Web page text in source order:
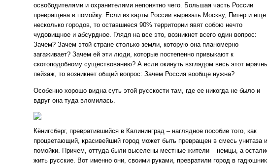
освободителями и охранителями непонятно чего. Большая часть России
превращена в помойку. Если из карты России вырезать Москву, Питер и еще
несколько городов, то оставшиеся 90% территории явят собою нечто
чудовищное и абсурдное. Глядя на все это, возникнет всего один вопрос:
Зачем? Зачем этой стране столько земли, которую она планомерно
загаживает? Зачем ей эти люди, которые постепенно привыкают к
скотоподобному существованию? А если окинуть взглядом весь этот
пейзаж, то возникнет общий вопрос: Зачем Россия вообще нужна?
Особенно хорошо видна суть этой русскости там, где ее никогда не было и
вдруг она туда вломилась.
Кёнигсберг, превратившийся в Калининград – наглядное пособие того, как
процветающий, красивейший город может быть превращен в смесь унитаза и
помойки. Причем, оттуда были выселены местные жители – немцы, а
жить русские. Вот именно они, своими руками, превратили город в